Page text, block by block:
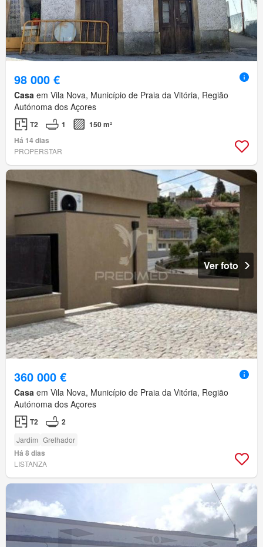
98 000 €
Casa em Vila Nova, Município de Praia da Vitória, Região
Autónoma dos Açores
T2 1
150 m²
Há 14 dias
PROPERSTAR
Ver foto
360 000 €
Casa em Vila Nova, Município de Praia da Vitória, Região
Autónoma dos Açores
T2 2
Jardim Grelhador
Há 8 dias
LISTANZA